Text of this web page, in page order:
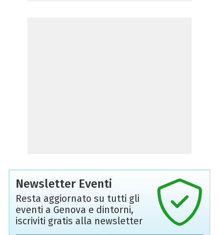
Newsletter Eventi
Resta aggiornato su tutti gli
eventi a Genova e dintorni,
iscriviti gratis alla newsletter